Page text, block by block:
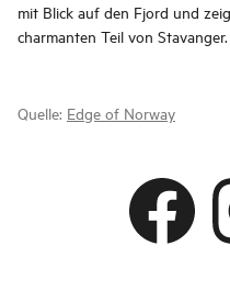
mit Blick auf den Fjord und
charmanten Teil von Stavanger.
Quelle: Edge of Norway